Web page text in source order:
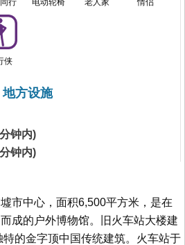
侠
地方设施
钟内)
钟内)
市中心，面积6,500平方米，是在
成的户外博物馆。旧火车站大楼建
的金字顶中国传统建筑。火车站于